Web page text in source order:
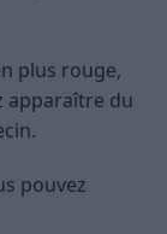
plus rouge,
apparaître du
pouvez